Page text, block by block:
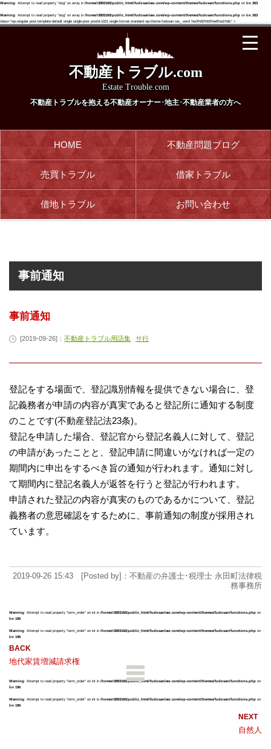
Warning: Attempt to read property "slug" on array in /home/r3893160/public_html/fudosanlaw.com/wp-content/themes/fudosan/functions.php on line 263
Warning: Attempt to read property "slug" on array in /home/r3893160/public_html/fudosanlaw.com/wp-content/themes/fudosan/functions.php on line 263
class="wp-singular post-template-default single single-post postid-1021 single-format-standard wp-theme-fudosan tax_ word %e3%82%b5%e8%a1%8c" >
不動産トラブル.com
Estate Trouble.com
不動産トラブルを抱える不動産オーナー･地主･不動産業者の方へ
HOME 不動産問題ブログ
売買トラブル 借家トラブル
借地トラブル お問い合わせ
事前通知
事前通知
[2019-09-26]： 不動産トラブル用語集 サ行
登記をする場面で、登記識別情報を提供できない場合に、登
記義務者が申請の内容が真実であると登記所に通知する制度
のことです(不動産登記法23条)。
登記を申請した場合、登記官から登記名義人に対して、登記
の申請があったことと、登記申請に間違いがなければ一定の
期間内に申出をするべき旨の通知が行われます。通知に対し
て期間内に登記名義人が返答を行うと登記が行われます。
申請された登記の内容が真実のものであるかについて、登記
義務者の意思確認をするために、事前通知の制度が採用され
ています。
2019-09-26 15:43 [Posted by]：不動産の弁護士･税理士 永田町法律税
務事務所
Warning: Attempt to read property "term_order" on int in /home/r3893160/public_html/fudosanlaw.com/wp-content/themes/fudosan/functions.php on
line 196
Warning: Attempt to read property "term_order" on int in /home/r3893160/public_html/fudosanlaw.com/wp-content/themes/fudosan/functions.php on
line 196
地代家賃増減請求権
Warning: Attempt to read property "term_order" on int in /home/r3893160/public_html/fudosanlaw.com/wp-content/themes/fudosan/functions.php on
line 196
Warning: Attempt to read property "term_order" on int in /home/r3893160/public_html/fudosanlaw.com/wp-content/themes/fudosan/functions.php on
line 196
自然人